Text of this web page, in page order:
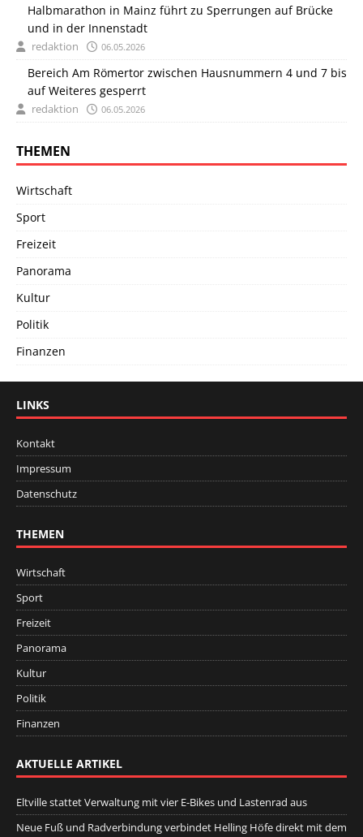
Halbmarathon in Mainz führt zu Sperrungen auf Brücke
und in der Innenstadt
redaktion 06.05.2026
Bereich Am Römertor zwischen Hausnummern 4 und 7 bis
auf Weiteres gesperrt
redaktion 06.05.2026
THEMEN
Wirtschaft
Sport
Freizeit
Panorama
Kultur
Politik
Finanzen
LINKS
Kontakt
Impressum
Datenschutz
THEMEN
Wirtschaft
Sport
Freizeit
Panorama
Kultur
Politik
Finanzen
AKTUELLE ARTIKEL
Eltville stattet Verwaltung mit vier E-Bikes und Lastenrad aus
Neue Fuß und Radverbindung verbindet Helling Höfe direkt mit dem